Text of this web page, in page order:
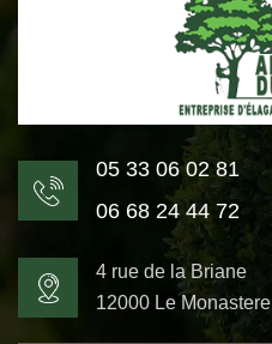
05 33 06 02 81
06 68 24 44 72
4 rue de la Briane
12000 Le Monastere